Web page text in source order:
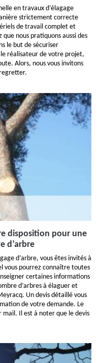
en travaux d’élagage
strictement correcte
de travail complet et
nous pratiquons aussi des
le but de sécuriser
le réalisateur de votre projet,
Alors, nous vous invitons
disposition pour une
d’arbre
d’arbre, vous êtes invités à
vous pourrez connaître toutes
certaines informations
d’arbres à élaguer et
Un devis détaillé vous
de votre demande. Le
mail. Il est à noter que le devis